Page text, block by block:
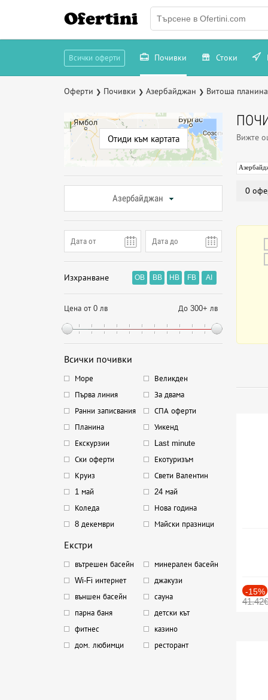
Ofertini
Всички оферти Почивки Стоки
Оферти ❯ Почивки ❯ Азербайджан ❯ Витоша планина
Отиди към картата
Азербайджан
Изхранване OB BB HB FB AI
Цена от 0 лв До 300+ лв
Всички почивки
Море
Великден
Първа линия
За двама
Ранни записвания
СПА оферти
Планина
Уикенд
Екскурзии
Last minute
Ски оферти
Екотуризъм
Круиз
Свети Валентин
1 май
24 май
Коледа
Нова година
8 декември
Майски празници
Екстри
вътрешен басейн
минерален басейн
Wi-Fi интернет
джакузи
външен басейн
сауна
парна баня
детски кът
фитнес
казино
дом. любимци
ресторант
Вижте
0
-15%
41.42€